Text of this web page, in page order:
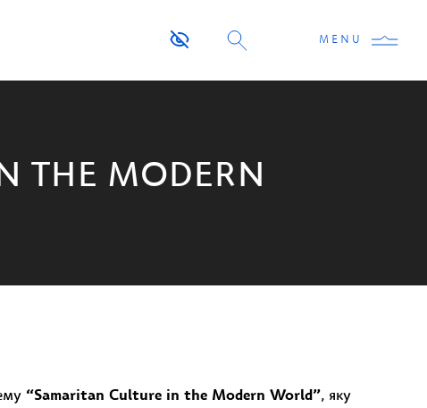
MENU
THE MODERN
“Samaritan Culture in the Modern World”, яку